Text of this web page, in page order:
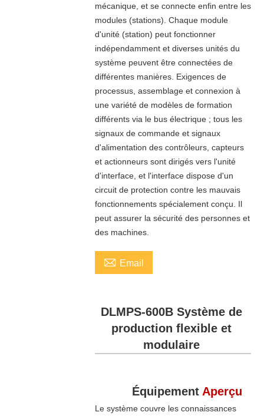
mécanique, et se connecte enfin entre les
modules (stations). Chaque module
d'unité (station) peut fonctionner
indépendamment et diverses unités du
système peuvent être connectées de
différentes manières. Exigences de
processus, assemblage et connexion à
une variété de modèles de formation
différents via le bus électrique ; tous les
signaux de commande et signaux
d'alimentation des contrôleurs, capteurs
et actionneurs sont dirigés vers l'unité
d'interface, et l'interface dispose d'un
circuit de protection contre les mauvais
fonctionnements spécialement conçu. Il
peut assurer la sécurité des personnes et
des machines.
 Email
DLMPS-600B Système de
production flexible et
modulaire
Équipement Aperçu
Le système couvre les connaissances